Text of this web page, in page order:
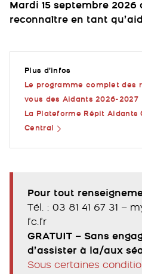
Mardi 15 septembre
reconnaître en tant
Plus d’infos
Le programme complet des
vous des Aidants 2026-2027
La Plateforme Répit Aidants
Central
Pour tout
Tél. : 03 81 41 67 31 –
fc.fr
GRATUIT – Sans
d’assister à la/aux
Sous certaines